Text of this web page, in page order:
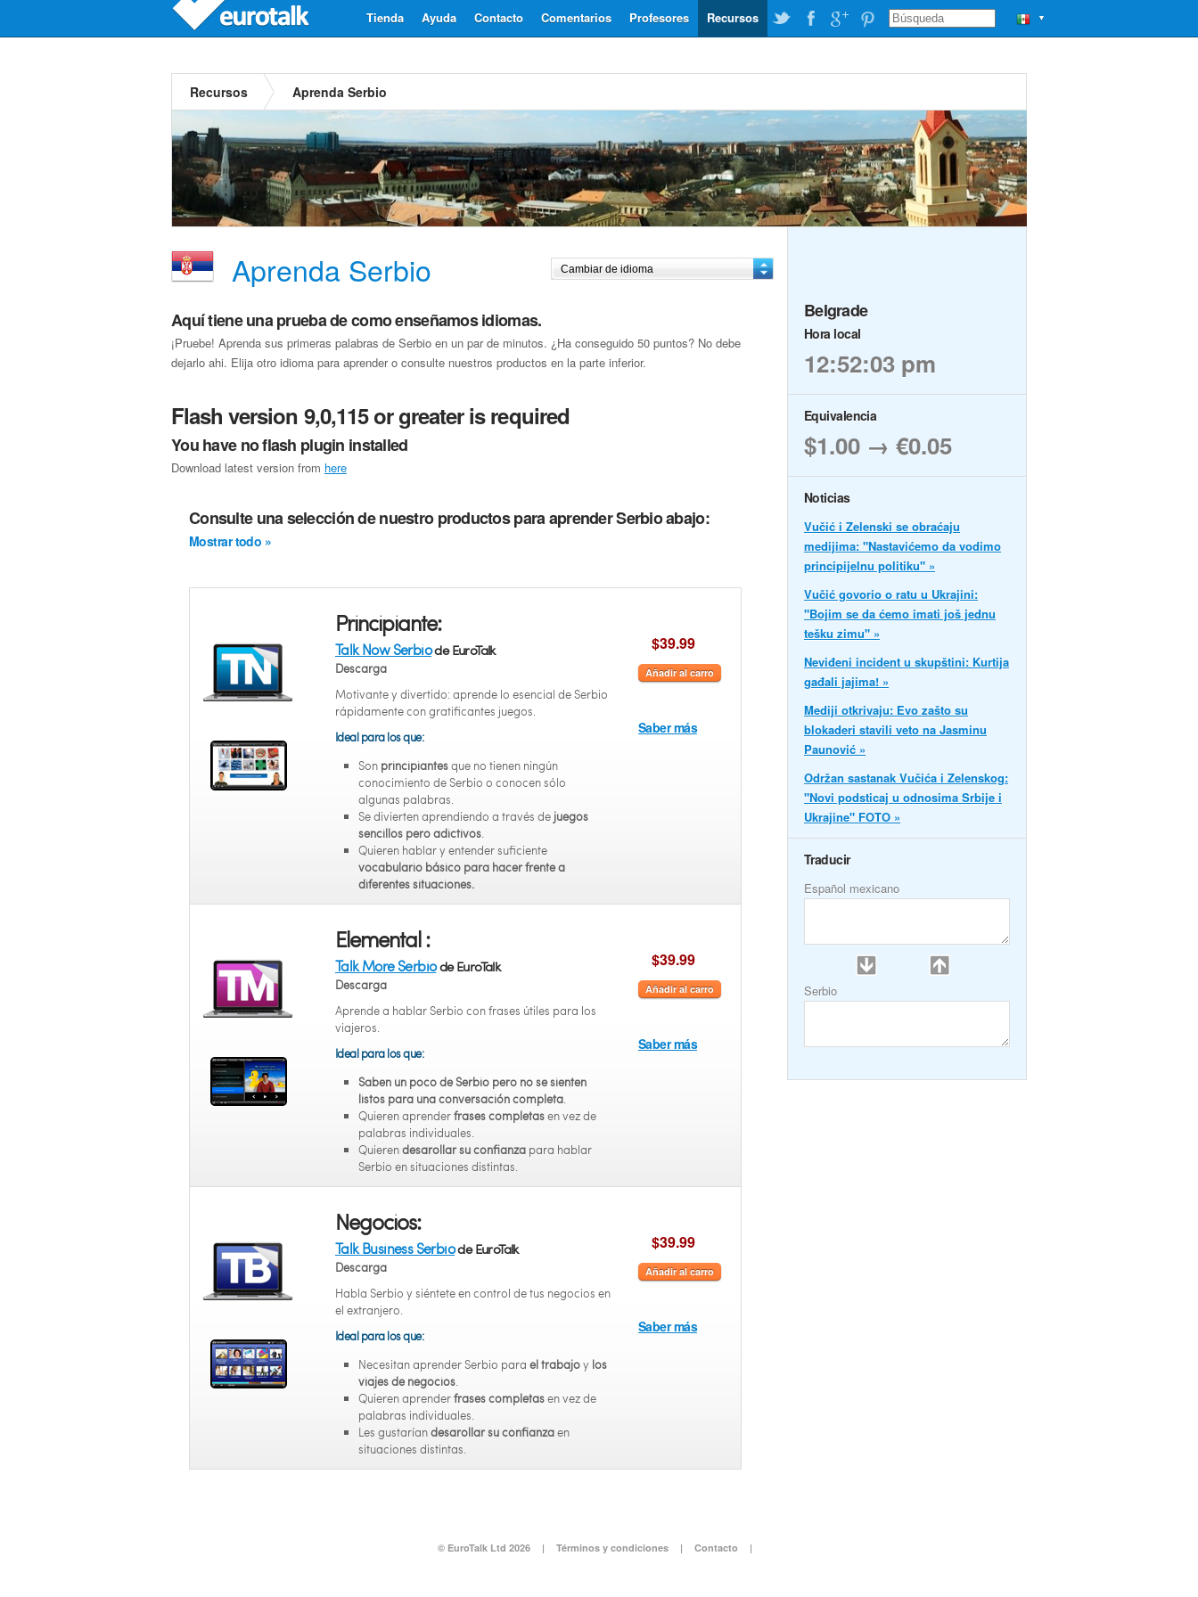
▼
Recursos
Profesores
Comentarios
Contacto
Ayuda
Tienda
Recursos Aprenda Serbio
Aprenda Serbio
Aquí tiene una prueba de como enseñamos idiomas.
¡Pruebe! Aprenda sus primeras palabras de Serbio en un par de minutos. ¿Ha conseguido 50 puntos? No debe
dejarlo ahi. Elija otro idioma para aprender o consulte nuestros productos en la parte inferior.
Flash version 9,0,115 or greater is required
You have no flash plugin installed
Download latest version from here
Consulte una selección de nuestro productos para aprender Serbio abajo:
Mostrar todo »
Principiante:
Talk Now Serbiode EuroTalk
Descarga
Motivante y divertido: aprende lo esencial de Serbio
rápidamente con gratificantes juegos.
Ideal para los que:
Son principiantesque no tienen ningún
conocimiento de Serbio o conocen sólo
algunas palabras.
Se divierten aprendiendo a través de juegos
sencillos pero adictivos.
Quieren hablar y entender suficiente
vocabulario básico para hacer frente a
diferentes situaciones.
$39.99
Añadir al carro
Saber más
Elemental :
Talk More Serbiode EuroTalk
Descarga
Aprende a hablar Serbio con frases útiles para los
viajeros.
Ideal para los que:
Saben un poco de Serbio pero no se sienten
listos para una conversación completa.
Quieren aprenderfrases completasen vez de
palabras individuales.
Quierendesarollar su confianza para hablar
Serbio en situaciones distintas.
$39.99
Añadir al carro
Saber más
Negocios:
Talk Business Serbiode EuroTalk
Descarga
Habla Serbio y siéntete en control de tus negocios en
el extranjero.
Ideal para los que:
Necesitan aprender Serbio para el trabajoy los
viajes de negocios.
Quieren aprenderfrases completasen vez de
palabras individuales.
Les gustaríandesarollar su confianzaen
situaciones distintas.
$39.99
Añadir al carro
Saber más
Belgrade
Hora local
12:52:03 pm
Equivalencia
$1.00 → €0.05
Noticias
Vučić i Zelenski se obraćaju
medijima: "Nastavićemo da vodimo
principijelnu politiku" »
Vučić govorio o ratu u Ukrajini:
"Bojim se da ćemo imati još jednu
tešku zimu" »
Neviđeni incident u skupštini: Kurtija
gađali jajima! »
Mediji otkrivaju: Evo zašto su
blokaderi stavili veto na Jasminu
Paunović »
Održan sastanak Vučića i Zelenskog:
"Novi podsticaj u odnosima Srbije i
Ukrajine" FOTO »
Traducir
Español mexicano
Serbio
© EuroTalk Ltd 2026 | Términos y condiciones | Contacto |